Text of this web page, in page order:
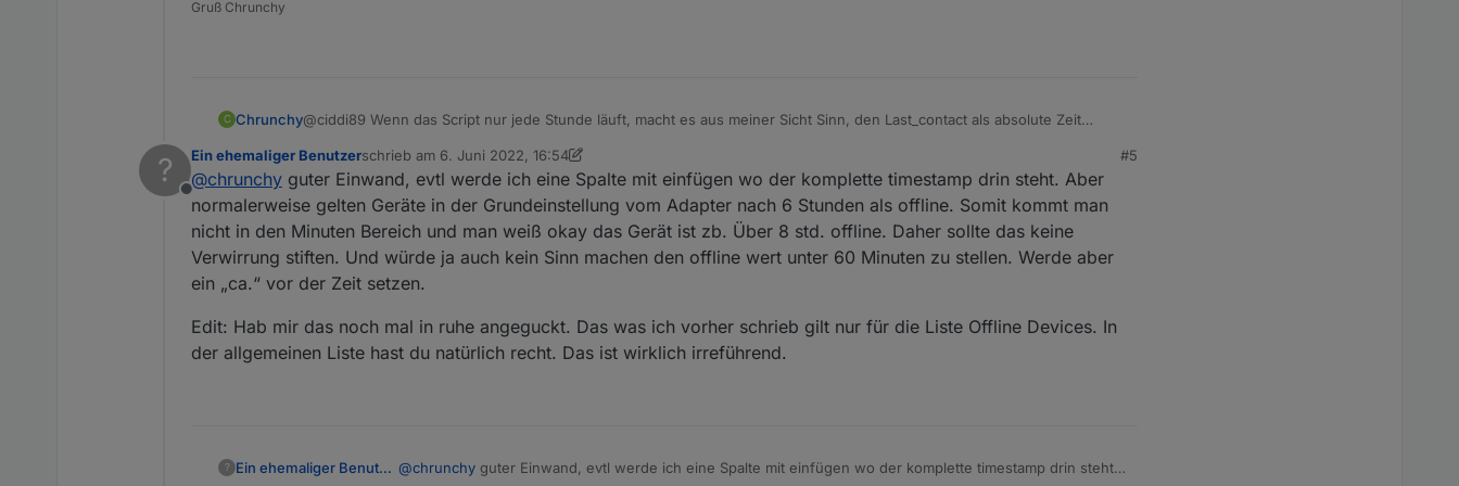
Screenshots und weitere Informationen finder Ihr auf derGithubseite.
Geräte mit niedrigem Batteriestand,
Geräte mit Verbindungsqualität,
Updates für Geräte, (only shelly & unifi yet)
Geräte offline
alle Geräte
und eine Raw-Liste mit allen verfügbaren Daten der oben genannten Liste.
Adapter/Instanzen:
verfügbare Adapter Updates
Alle Instanzen
Ausgefallene Instanzen
Deaktivierte Instanzen
Außerdem werden sie in denselben Kategorien gezählt. Die Listen und Zählungen können zum Beispiel für
Grafana, Jarvis usw. verwendet werden.
Unterstützte Adapter:
Eine Liste mit den unterstützten Adaptern und welche Information pro Adapter genutzt werden / möglich
Benachrichtigungen:
Der Adapter hat verschiedene Möglichkeiten, Benachrichtigungen zu senden:
Zeitbasiert eine Liste der Offline-Geräte
Pushover
Blacklist
Gruß Chrunchy
C Chrunchy@ciddi89 Wenn das Script nur jede Stunde läuft, macht es aus meiner Sicht Sinn, den Last_contact als absolute Zeit
Ansonsten sind die Werte falsch/bzw. irreführend.
?
Offline
Ein ehemaliger Benutzerschrieb am 6. Juni 2022, 16:54
zuletzt editiert von Ein ehemaliger Benutzer
#5
@chrunchy guter Einwand, evtl werde ich eine Spalte mit einfügen wo der komplette timestamp drin steht. Aber
normalerweise gelten Geräte in der Grundeinstellung vom Adapter nach 6 Stunden als offline. Somit kommt man
nicht in den Minuten Bereich und man weiß okay das Gerät ist zb. Über 8 std. offline. Daher sollte das keine
Verwirrung stiften. Und würde ja auch kein Sinn machen den offline wert unter 60 Minuten zu stellen. Werde aber
ein „ca.“ vor der Zeit setzen.
Edit: Hab mir das noch mal in ruhe angeguckt. Das was ich vorher schrieb gilt nur für die Liste Offline Devices. In
der allgemeinen Liste hast du natürlich recht. Das ist wirklich irreführend.
? Ein ehemaliger Benutzer @chrunchy guter Einwand, evtl werde ich eine Spalte mit einfügen wo der komplette timestamp drin steht.